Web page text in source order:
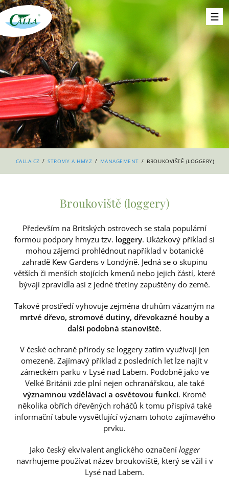
CALLA.CZ / STROMY A HMYZ / MANAGEMENT / BROUKOVIŠTĚ (LOGGERY)
Broukoviště (loggery)
Především na Britských ostrovech se stala populární
formou podpory hmyzu tzv. loggery. Ukázkový příklad si
mohou zájemci prohlédnout například v botanické
zahradě Kew Gardens v Londýně. Jedná se o skupinu
větších či menších stojících kmenů nebo jejich částí, které
bývají zpravidla asi z jedné třetiny zapuštěny do země.
Takové prostředí vyhovuje zejména druhům vázaným na
mrtvé dřevo, stromové dutiny, dřevokazné houby a
další podobná stanoviště.
V české ochraně přírody se loggery zatím využívají jen
omezeně. Zajímavý příklad z posledních let lze najít v
zámeckém parku v Lysé nad Labem. Podobně jako ve
Velké Británii zde plní nejen ochranářskou, ale také
významnou vzdělávací a osvětovou funkci. Kromě
několika obřích dřevěných roháčů k tomu přispívá také
informační tabule vysvětlující význam tohoto zajímavého
prvku.
Jako český ekvivalent anglického označení logger
navrhujeme používat název broukoviště, který se vžil i v
Lysé nad Labem.